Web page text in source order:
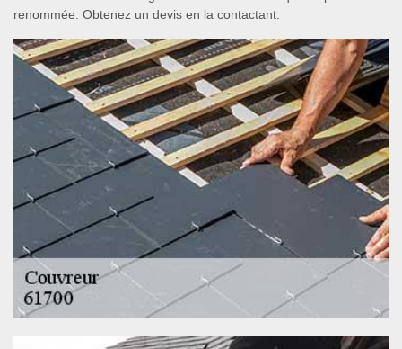
renommée. Obtenez un devis en la contactant.